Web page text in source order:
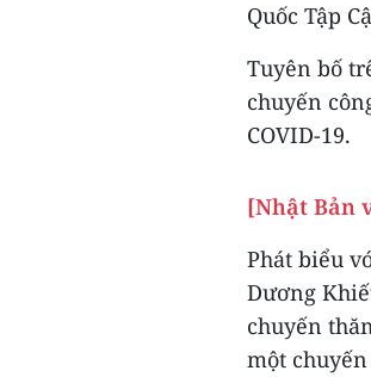
Quốc Tập
Tuyên bố
chuyến
COVID-19.
[Nhật Bản
Phát biểu
Dương
chuyến
một